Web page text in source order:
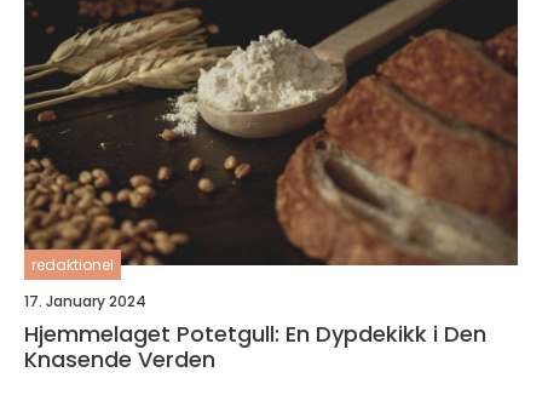
redaktionel
17. January 2024
Hjemmelaget Potetgull: En Dypdekikk i Den
Knasende Verden